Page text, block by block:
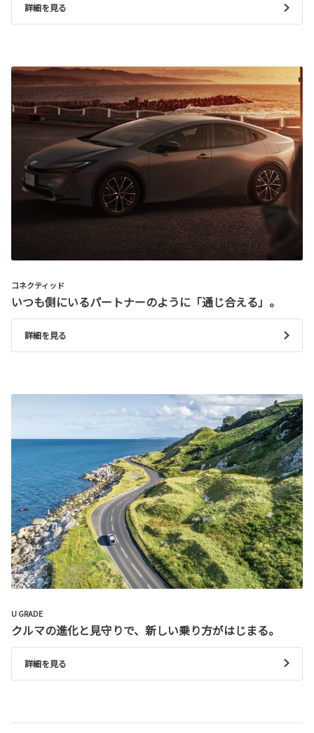
詳細を見る
コネクティッド
いつも側にいるパートナーのように「通じ合える」。
詳細を見る
U GRADE
クルマの進化と見守りで、新しい乗り方がはじまる。
詳細を見る